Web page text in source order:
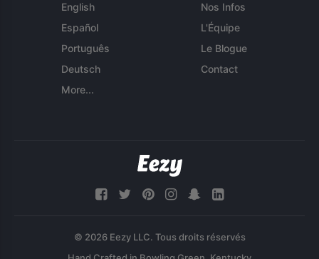
English
Español
Português
Deutsch
More...
Nos Infos
L'Équipe
Le Blogue
Contact
© 2026 Eezy LLC. Tous droits réservés